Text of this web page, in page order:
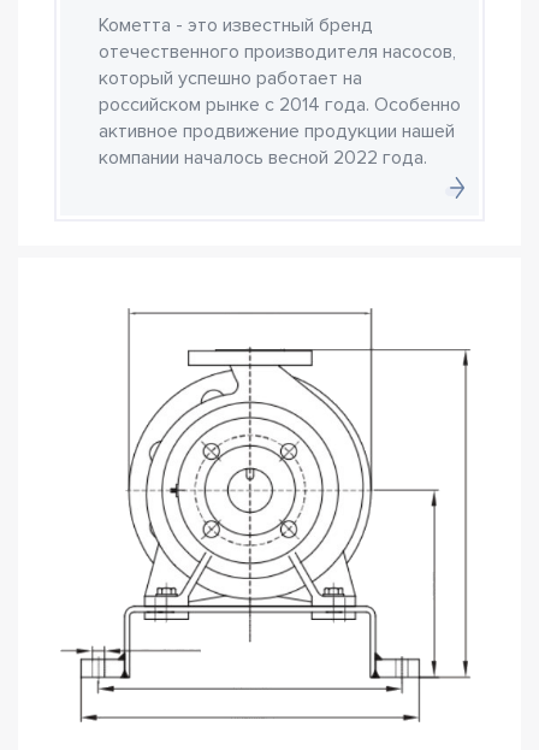
Кометта - это известный бренд
отечественного производителя насосов,
который успешно работает на
российском рынке с 2014 года. Особенно
активное продвижение продукции нашей
компании началось весной 2022 года.